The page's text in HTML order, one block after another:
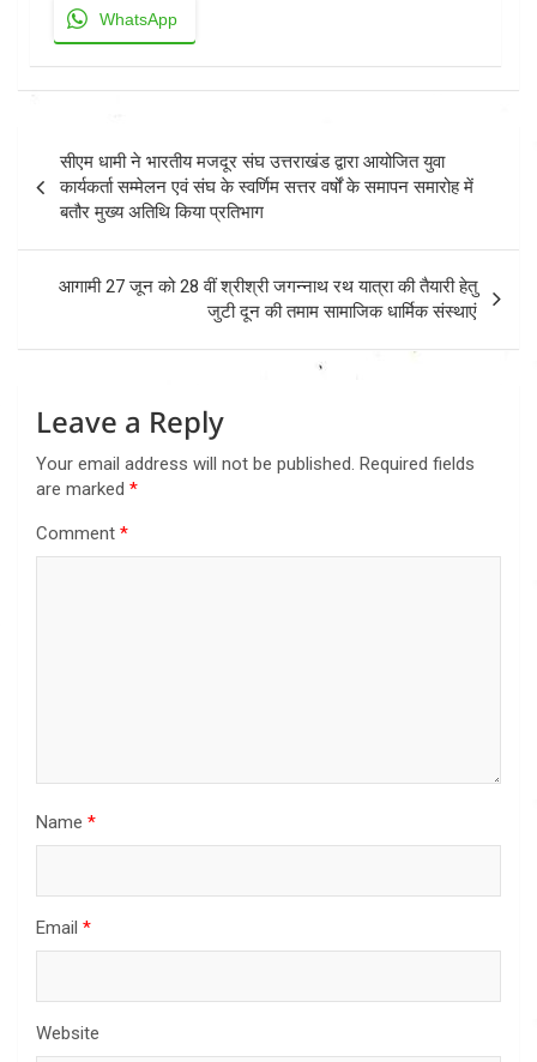
WhatsApp
Post
navigation
सीएम धामी ने भारतीय मजदूर संघ उत्तराखंड द्वारा आयोजित युवा
कार्यकर्ता सम्मेलन एवं संघ के स्वर्णिम सत्तर वर्षों के समापन समारोह में
बतौर मुख्य अतिथि किया प्रतिभाग
आगामी 27 जून को 28 वीं श्रीश्री जगन्नाथ रथ यात्रा की तैयारी हेतु
जुटी दून की तमाम सामाजिक धार्मिक संस्थाएं
Leave a Reply
Your email address will not be published. Required fields
are marked *
Comment *
Name *
Email *
Website